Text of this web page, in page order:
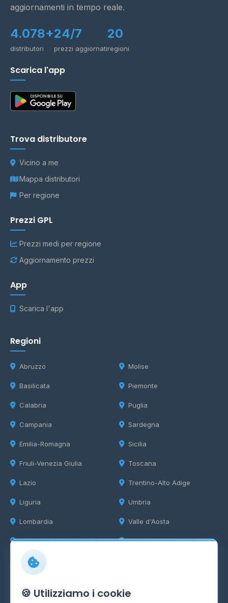
aggiornamenti in tempo reale.
4.078+
distributori
24/7
prezzi aggiornati
20
regioni
Scarica l'app
Trova distributore
Vicino a me
Mappa distributori
Per regione
Prezzi GPL
Prezzi medi per regione
Aggiornamento prezzi
App
Scarica l'app
Regioni
Abruzzo
Basilicata
Calabria
Campania
Emilia-Romagna
Friuli-Venezia Giulia
Lazio
Liguria
Lombardia
Marche
Molise
Piemonte
Puglia
Sardegna
Sicilia
Toscana
Trentino-Alto Adige
Umbria
Valle d'Aosta
Veneto
Info
Cos'è il GPL
🍪 Utilizziamo i cookie